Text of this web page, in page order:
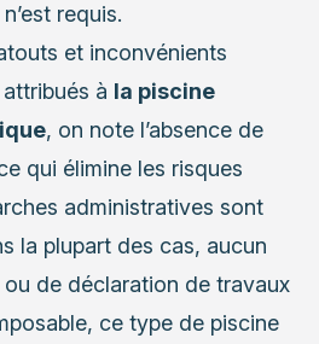
requis.
et inconvénients
à la piscine
, on note l’absence de
qui élimine les risques
administratives sont
la plupart des cas, aucun
de déclaration de travaux
ce type de piscine